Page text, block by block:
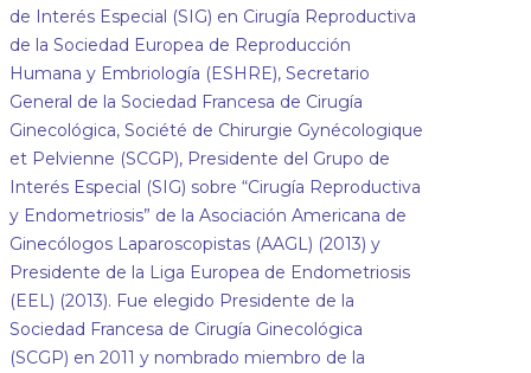
de Interés Especial (SIG) en Cirugía Reproductiva
de la Sociedad Europea de Reproducción
Humana y Embriología (ESHRE), Secretario
General de la Sociedad Francesa de Cirugía
Ginecológica, Société de Chirurgie Gynécologique
et Pelvienne (SCGP), Presidente del Grupo de
Interés Especial (SIG) sobre “Cirugía Reproductiva
y Endometriosis” de la Asociación Americana de
Ginecólogos Laparoscopistas (AAGL) (2013) y
Presidente de la Liga Europea de Endometriosis
(EEL) (2013). Fue elegido Presidente de la
Sociedad Francesa de Cirugía Ginecológica
(SCGP) en 2011 y nombrado miembro de la